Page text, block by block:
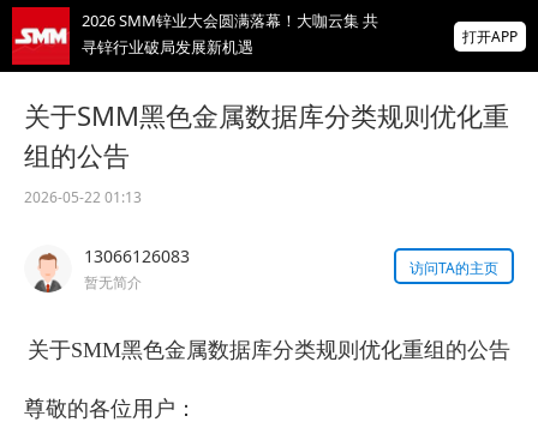
2026 SMM锌业大会圆满落幕！大咖云集 共
寻锌行业破局发展新机遇
智利7月铜出口额同比增长22.7%
为有色行业打造的神器
打开APP
关于SMM黑色金属数据库分类规则优化重
组的公告
2026-05-22 01:13
13066126083
暂无简介
访问TA的主页
关于SMM黑色金属数据库分类规则优化重组的公告
尊敬的各位用户：